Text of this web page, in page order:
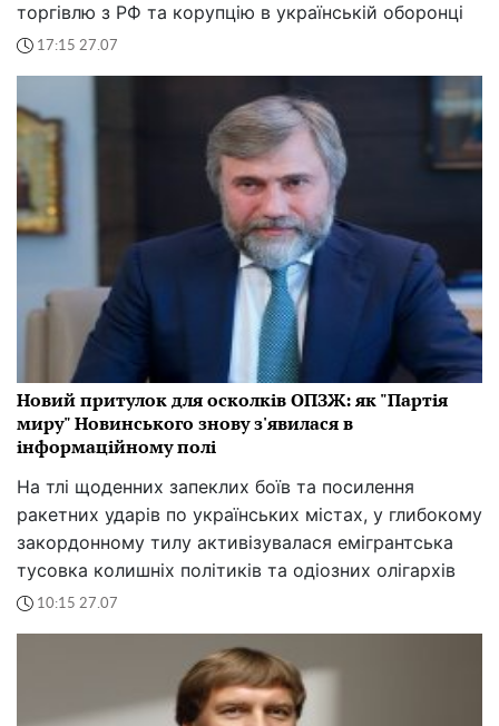
торгівлю з РФ та корупцію в українській оборонці
17:15 27.07
Новий притулок для осколків ОПЗЖ: як "Партія
миру" Новинського знову з'явилася в
інформаційному полі
На тлі щоденних запеклих боїв та посилення
ракетних ударів по українських містах, у глибокому
закордонному тилу активізувалася емігрантська
тусовка колишніх політиків та одіозних олігархів
10:15 27.07